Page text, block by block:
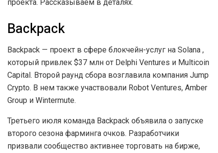
проекта. Рассказываем в деталях.
Backpack
Backpack — проект в сфере блокчейн-услуг на Solana ,
который привлек $37 млн от Delphi Ventures и Multicoin
Capital. Второй раунд сбора возглавила компания Jump
Crypto. В нем также участвовали Robot Ventures, Amber
Group и Wintermute.
Третьего июля команда Backpack объявила о запуске
второго сезона фарминга очков. Разработчики
призвали сообщество активнее торговать на бирже,